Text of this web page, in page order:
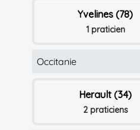
Yvelines (78)
1 praticien
Occitanie
Herault (34)
2 praticiens